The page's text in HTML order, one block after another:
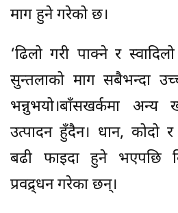
माग हुने गरेको छ।
‘ढिलो गरी पाक्ने र
सुन्तलाको माग सबैभन्दा
भन्नुभयो।बाँसखर्कमा अन्य
उत्पादन हुँदैन। धान, कोदो
बढी फाइदा हुने भएपछि
प्रवद्र्धन गरेका छन्।